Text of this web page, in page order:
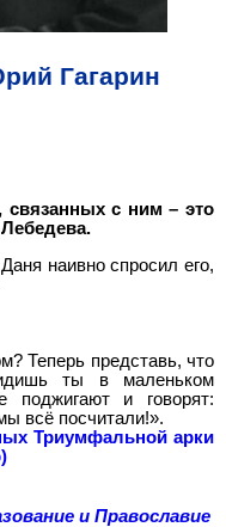
Гагарин
с ним – это
наивно спросил его,
Теперь представь, что
ты в маленьком
поджигают и говорят:
всё посчитали!».
Триумфальной арки
и Православие